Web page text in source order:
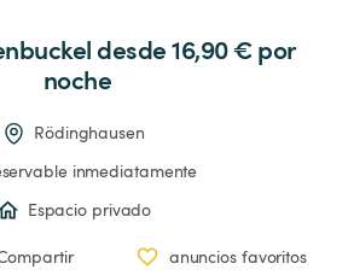
desde 16,90 € por
noche
Rödinghausen
inmediatamente
Espacio privado
anuncios favoritos